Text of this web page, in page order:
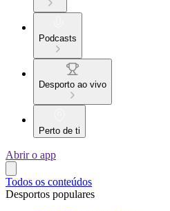
Podcasts
Desporto ao vivo
Perto de ti
Abrir o app
Todos os conteúdos
Desportos populares